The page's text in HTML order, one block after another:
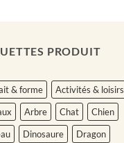
PRODUIT
& forme
Activités & loisirs
Arbre Chat
Chien
Dinosaure
Dragon